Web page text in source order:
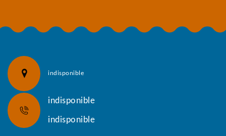
indisponible
indisponible
indisponible